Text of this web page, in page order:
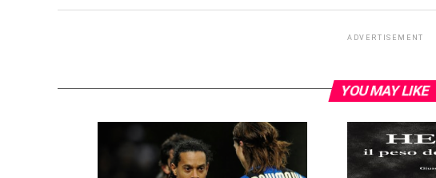
ADVERTISEMENT
YOU MAY LIKE